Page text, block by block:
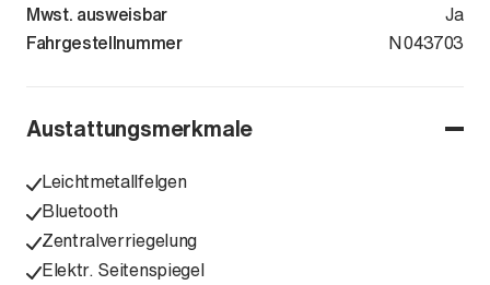
Mwst. ausweisbar
Ja
Fahrgestellnummer
N043703
Austattungsmerkmale
Leichtmetallfelgen
Bluetooth
Zentralverriegelung
Elektr. Seitenspiegel